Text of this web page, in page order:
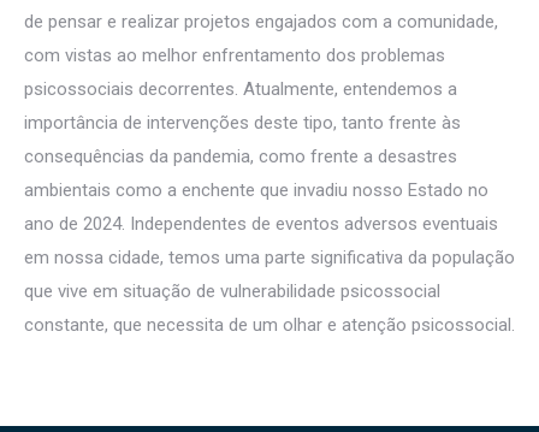
de pensar e realizar projetos engajados com a comunidade,
com vistas ao melhor enfrentamento dos problemas
psicossociais decorrentes. Atualmente, entendemos a
importância de intervenções deste tipo, tanto frente às
consequências da pandemia, como frente a desastres
ambientais como a enchente que invadiu nosso Estado no
ano de 2024. Independentes de eventos adversos eventuais
em nossa cidade, temos uma parte significativa da população
que vive em situação de vulnerabilidade psicossocial
constante, que necessita de um olhar e atenção psicossocial.